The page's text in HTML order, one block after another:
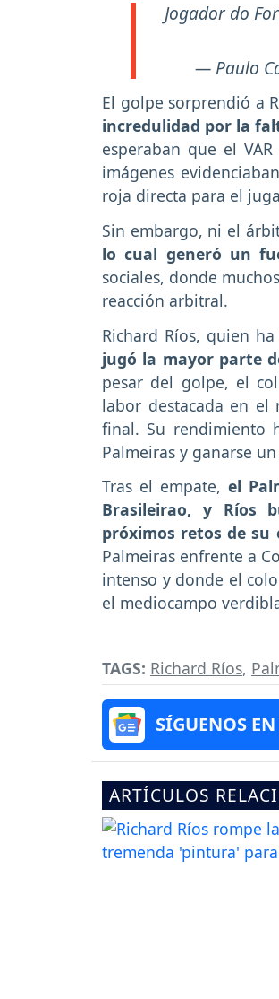
Jogador do
— Paulo
El golpe sorprendió a
incredulidad por la
esperaban que el
imágenes
roja directa para el
Sin embargo, ni el
lo cual generó un
sociales, donde
reacción arbitral.
Richard Ríos, quien
jugó la mayor parte
pesar del golpe, el
labor destacada en el
final. Su rendimiento
Palmeiras y ganarse
Tras el empate, el
Brasileirao, y Ríos
próximos retos de su
Palmeiras enfrente a
intenso y donde el
el mediocampo
TAGS: Richard Ríos,
SÍGUENOS
ARTÍCULOS